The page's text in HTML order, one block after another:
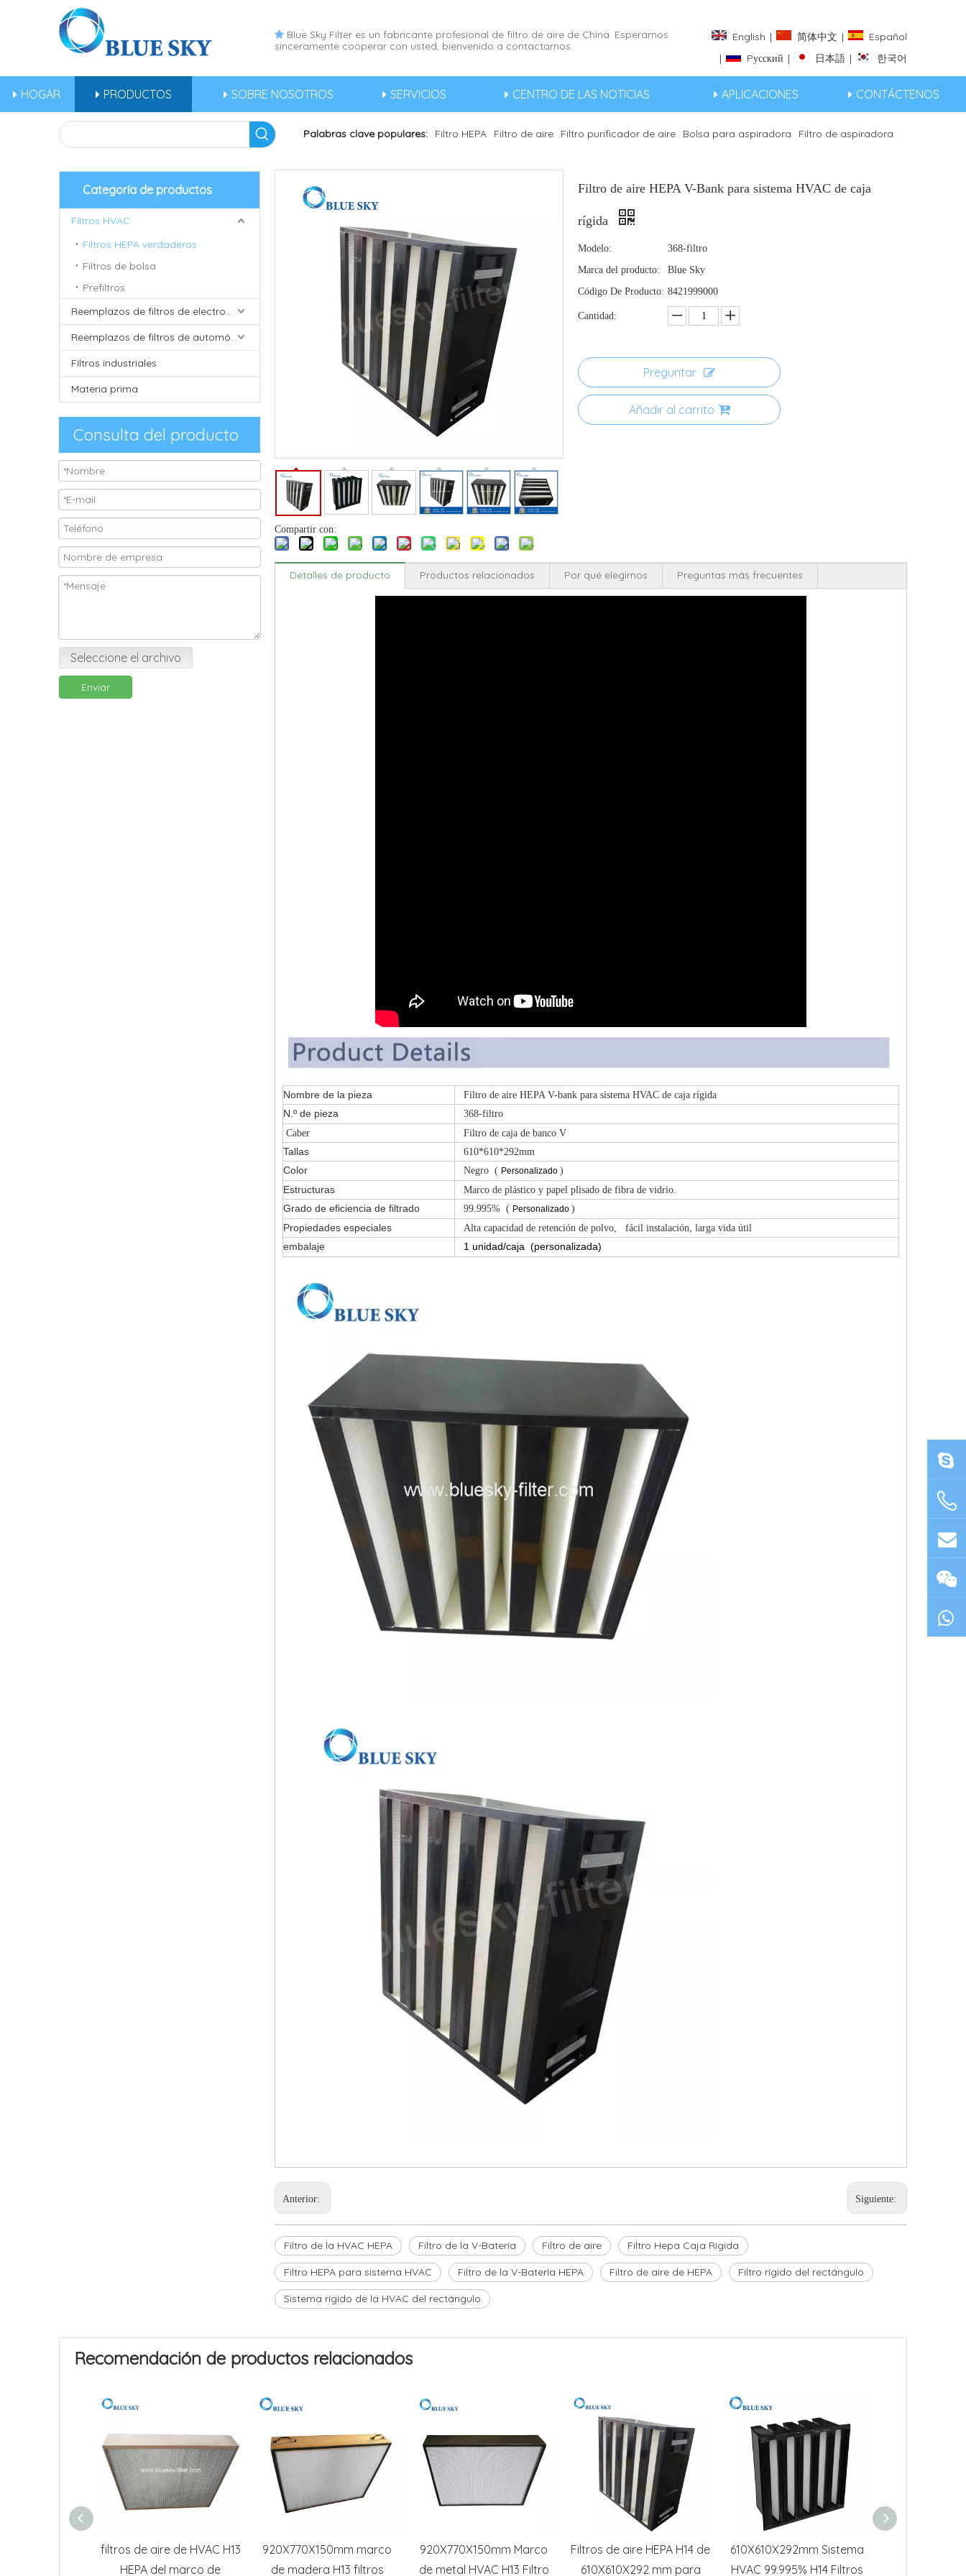
 Blue Sky Filter es un fabricante profesional de filtro de aire de China. Esperamos
sinceramente cooperar con usted, bienvenido a contactarnos.
English | 简体中文 |
Español
|
Pусский | 日本語 | 한국어
HOGAR PRODUCTOS SOBRE NOSOTROS SERVICIOS CENTRO DE LAS NOTICIAS APLICACIONES CONTÁCTENOS
Palabras clave populares: Filtro HEPA Filtro de aire Filtro purificador de aire Bolsa para aspiradora Filtro de aspiradora
Categoría de productos
Filtros HVAC
Filtros HEPA verdaderos
Filtros de bolsa
Prefiltros
Reemplazos de filtros de electrodomésticos
Reemplazos de filtros de automóviles
Filtros industriales
Materia prima
Consulta del producto
Seleccione el archivo
Enviar
Compartir con:
Filtro de aire HEPA V-Bank para sistema HVAC de caja
rígida
Modelo:
368-filtro
Marca del producto:
Blue Sky
Código De Producto: 8421999000
Cantidad:
Preguntar
Añadir al carrito
Detalles de producto Productos relacionados Por qué elegirnos Preguntas más frecuentes
Nombre de la pieza Filtro de aire HEPA V-bank para sistema HVAC de caja rígida
N.º de pieza
368-filtro
Caber
Filtro de caja de banco V
Tallas 610*610*292mm
Color Negro ( Personalizado )
Estructuras Marco de plástico y papel plisado de fibra de vidrio.
Grado de eficiencia de filtrado 99.995% ( Personalizado )
Propiedades especiales Alta capacidad de retención de polvo, fácil instalación, larga vida útil
embalaje 1 unidad/caja (personalizada)
Anterior: Siguiente:
Filtro de la HVAC HEPA Filtro de la V-Batería Filtro de aire Filtro Hepa Caja Rígida
Filtro HEPA para sistema HVAC Filtro de la V-Batería HEPA Filtro de aire de HEPA Filtro rígido del rectángulo
Sistema rígido de la HVAC del rectángulo
Recomendación de productos relacionados
filtros de aire de HVAC H13
HEPA del marco de
920X770X150mm marco
de madera H13 filtros
920X770X150mm Marco
de metal HVAC H13 Filtro
Filtros de aire HEPA H14 de
610X610X292 mm para
610X610X292mm Sistema
HVAC 99.995% H14 Filtros